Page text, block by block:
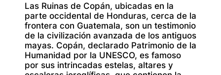
Las Ruinas de Copán, ubicadas en la
parte occidental de Honduras, cerca de la
frontera con Guatemala, son un testimonio
de la civilización avanzada de los antiguos
mayas. Copán, declarado Patrimonio de la
Humanidad por la UNESCO, es famoso
por sus intrincadas estelas, altares y